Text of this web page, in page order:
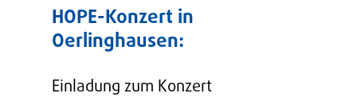
HOPE-Konzert in
Oerlinghausen:
Einladung zum Konzert